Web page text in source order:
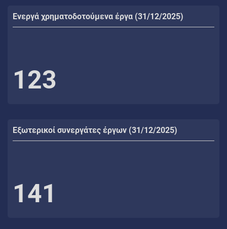
Ενεργά χρηματοδοτούμενα έργα (31/12/2025)
123
Εξωτερικοί συνεργάτες έργων (31/12/2025)
141